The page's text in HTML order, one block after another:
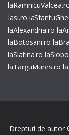
laRamnicuValcea.ro
Iasi.ro
laAlexandria.ro
laBotosani.ro
laSlatina.ro
laTarguMures.ro
Drepturi de autor